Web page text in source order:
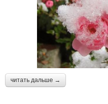
читать дальше →